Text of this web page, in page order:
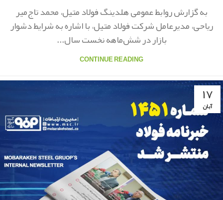
به گزارش روابط عمومی هلدینگ فولاد متیل، محمد تاج‌میر
ریاحی، مدیرعامل شرکت فولاد متیل، با اشاره به شرایط دشوار
بازار در شش‌ماهه نخست سال...
CONTINUE READING
۱۷
آبان